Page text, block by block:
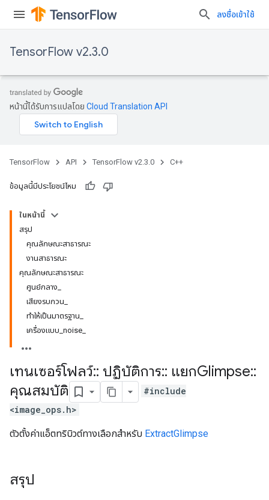
ลงชื่อเข้าใช้
TensorFlow v2.3.0
หน้านี้ได้รับการแปลโดย Cloud Translation API
TensorFlow API TensorFlow v2.3.0 C++
ข้อมูลนี้มีประโยชน์ไหม
ในหน้านี้
สรุป
คุณลักษณะสาธารณะ
งานสาธารณะ
คุณลักษณะสาธารณะ
ศูนย์กลาง_
เสียงรบกวน_
ทำให้เป็นมาตรฐาน_
เครื่องแบบ_noise_
เทนเซอร์โฟลว์:: ปฏิบัติการ:: แยกGlimpse::
คุณสมบัติ
#include
<image_ops.h>
ตัวตั้งค่าแอ็ตทริบิวต์ทางเลือกสำหรับ ExtractGlimpse
สรุป